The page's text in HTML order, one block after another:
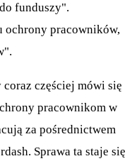
funduszy".
ochrony pracowników,
coraz częściej mówi się
pracownikom w
za pośrednictwem
Sprawa ta staje się